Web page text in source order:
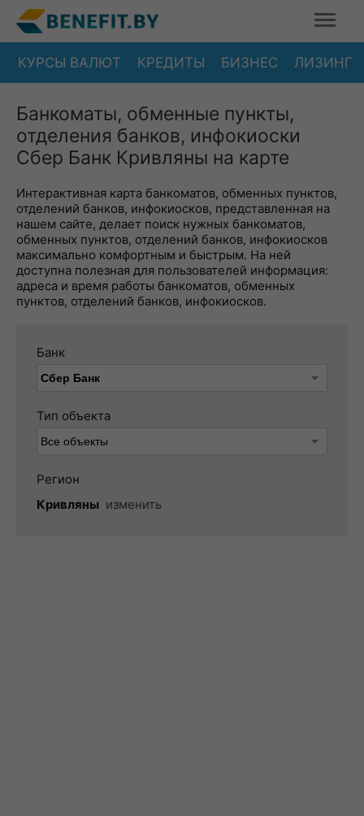
КУРСЫ ВАЛЮТ КРЕДИТЫ БИЗНЕС ЛИЗИНГ
Банкоматы, обменные пункты,
отделения банков, инфокиоски
Сбер Банк Кривляны на карте
Интерактивная карта банкоматов, обменных пунктов,
отделений банков, инфокиосков, представленная на
нашем сайте, делает поиск нужных банкоматов,
обменных пунктов, отделений банков, инфокиосков
максимально комфортным и быстрым. На ней
доступна полезная для пользователей информация:
адреса и время работы банкоматов, обменных
пунктов, отделений банков, инфокиосков.
Банк
Тип объекта
Регион
Кривляны изменить